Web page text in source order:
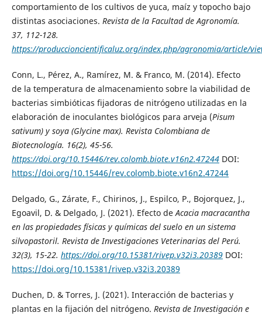
comportamiento de los cultivos de yuca, maíz y topocho bajo
distintas asociaciones. Revista de la Facultad de Agronomía.
37, 112-128.
https://produccioncientificaluz.org/index.php/agronomia/article/
Conn, L., Pérez, A., Ramírez, M. & Franco, M. (2014). Efecto
de la temperatura de almacenamiento sobre la viabilidad de
bacterias simbióticas fijadoras de nitrógeno utilizadas en la
elaboración de inoculantes biológicos para arveja (Pisum
sativum) y soya (Glycine max). Revista Colombiana de
Biotecnología. 16(2), 45-56.
https://doi.org/10.15446/rev.colomb.biote.v16n2.47244DOI:
https://doi.org/10.15446/rev.colomb.biote.v16n2.47244
Delgado, G., Zárate, F., Chirinos, J., Espilco, P., Bojorquez, J.,
Egoavil, D. & Delgado, J. (2021). Efecto deAcacia macracantha
en las propiedades físicas y químicas del suelo en un sistema
silvopastoril. Revista de Investigaciones Veterinarias del Perú.
32(3), 15-22. https://doi.org/10.15381/rivep.v32i3.20389DOI:
https://doi.org/10.15381/rivep.v32i3.20389
Duchen, D. & Torres, J. (2021). Interacción de bacterias y
plantas en la fijación del nitrógeno. Revista de Investigación e